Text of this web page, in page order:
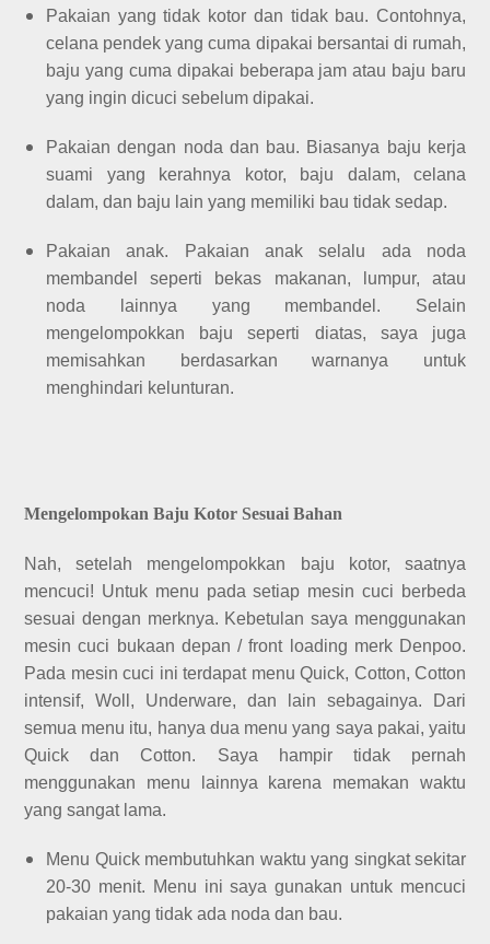
Pakaian yang tidak kotor dan tidak bau. Contohnya,
celana pendek yang cuma dipakai bersantai di rumah,
baju yang cuma dipakai beberapa jam atau baju baru
yang ingin dicuci sebelum dipakai.
Pakaian dengan noda dan bau. Biasanya baju kerja
suami yang kerahnya kotor, baju dalam, celana
dalam, dan baju lain yang memiliki bau tidak sedap.
Pakaian anak. Pakaian anak selalu ada noda
membandel seperti bekas makanan, lumpur, atau
noda lainnya yang membandel. Selain
mengelompokkan baju seperti diatas, saya juga
memisahkan berdasarkan warnanya untuk
menghindari kelunturan.
Mengelompokan Baju Kotor Sesuai Bahan
Nah, setelah mengelompokkan baju kotor, saatnya
mencuci! Untuk menu pada setiap mesin cuci berbeda
sesuai dengan merknya. Kebetulan saya menggunakan
mesin cuci bukaan depan / front loading merk Denpoo.
Pada mesin cuci ini terdapat menu Quick, Cotton, Cotton
intensif, Woll, Underware, dan lain sebagainya. Dari
semua menu itu, hanya dua menu yang saya pakai, yaitu
Quick dan Cotton. Saya hampir tidak pernah
menggunakan menu lainnya karena memakan waktu
yang sangat lama.
Menu Quick membutuhkan waktu yang singkat sekitar
20-30 menit. Menu ini saya gunakan untuk mencuci
pakaian yang tidak ada noda dan bau.